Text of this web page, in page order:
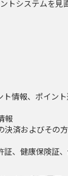
システムを見
情報、ポイン
報
決済およびその
、健康保険証